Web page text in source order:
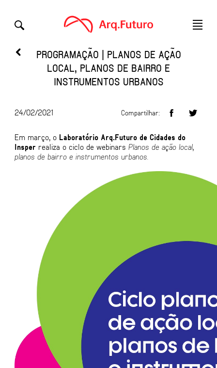
PROGRAMAÇÃO | PLANOS DE AÇÃO
LOCAL, PLANOS DE BAIRRO E
INSTRUMENTOS URBANOS
24/02/2021 Compartilhar:
Em março, o Laboratório Arq.Futuro de Cidades do
Insper realiza o ciclo de webinars Planos de ação local,
planos de bairro e instrumentos urbanos.